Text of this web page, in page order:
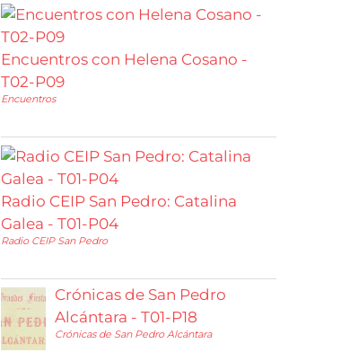
Encuentros con Helena Cosano -
T02-P09
Encuentros
Radio CEIP San Pedro: Catalina
Galea - T01-P04
Radio CEIP San Pedro
Crónicas de San Pedro
Alcántara - T01-P18
Crónicas de San Pedro Alcántara